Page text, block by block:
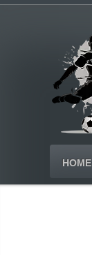
HOME